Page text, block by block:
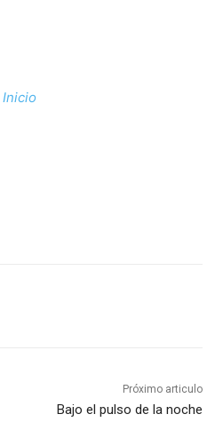
Inicio
Próximo articulo
Bajo el pulso de la noche